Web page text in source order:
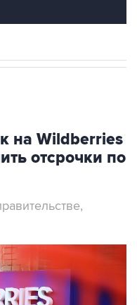
на Wildberries
отсрочки по